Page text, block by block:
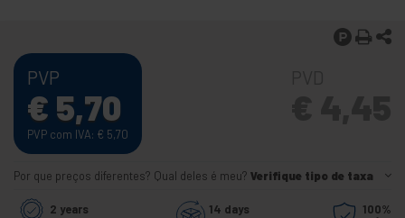
PVP
€ 5,70
PVP com IVA: € 5,70
Por que preços diferentes? Qual deles é meu? Verifique tipo de taxa
2 years
14 days
100%